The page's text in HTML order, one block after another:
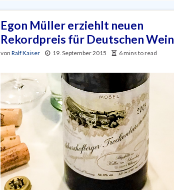
Egon Müller erziehlt neuen
Rekordpreis für Deutschen Wein
vonRalf Kaiser 19. September 2015 6 mins to read